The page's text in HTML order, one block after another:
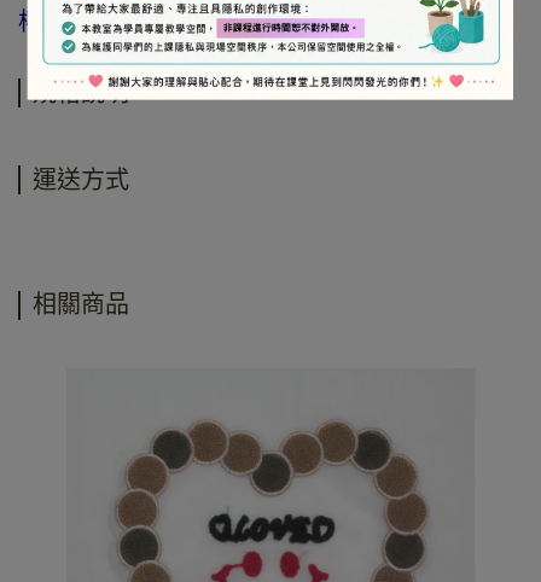
權商品(如書籍…等)，恕不接受退換貨。
規格說明
運送方式
相關商品